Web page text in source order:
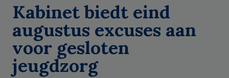
Kabinet biedt eind
augustus excuses aan
voor gesloten
jeugdzorg